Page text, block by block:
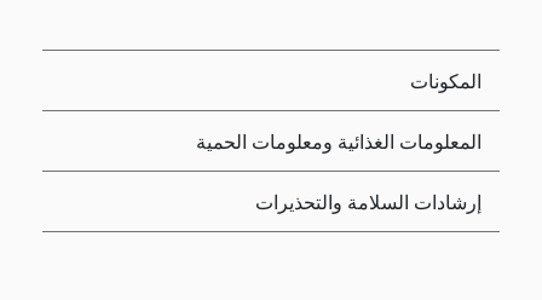
المكونات
المعلومات الغذائية ومعلومات الحمية
إرشادات السلامة والتحذيرات